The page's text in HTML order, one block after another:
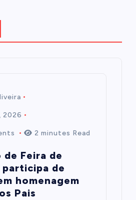
2026
2 minutes Read
Feira de
participa de
homenagem
Pais